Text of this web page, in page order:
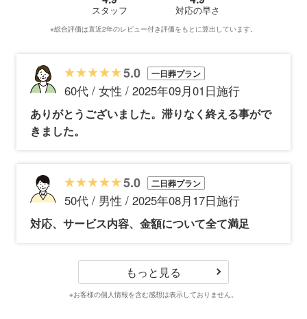
対応の早さ
スタッフ
※総合評価は直近2年のレビュー付き評価をもとに算出しています。
5.0 一日葬プラン
60代 / 女性 / 2025年09月01日施行
ありがとうございました。滞りなく終える事がで
きました。
5.0 二日葬プラン
50代 / 男性 / 2025年08月17日施行
対応、サービス内容、金額について全て満足
もっと見る
※お客様の個人情報を含む感想は表示しておりません。